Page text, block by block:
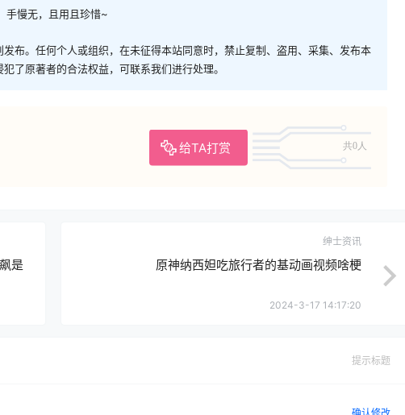
手慢无，且用且珍惜~
布。任何个人或组织，在未征得本站同意时，禁止复制、盗用、采集、发布本
了原著者的合法权益，可联系我们进行处理。
给TA打赏 共0人
是
绅士资讯
原神纳西妲吃旅行者的基动画视频啥梗
2024-3-17 14:17:20
提示标题